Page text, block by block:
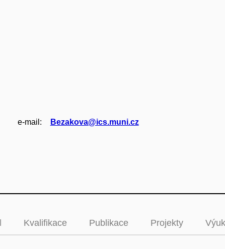
e‑mail: Bezakova@ics.muni.cz
Kvalifikace Publikace Projekty